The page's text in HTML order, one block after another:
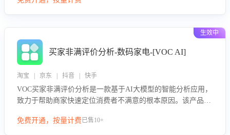
绪、归因争议根源，并客观评估客服应对合理性与成效。系统
生效中
买家非满评价分析-数码家电-[VOC AI]
淘宝 | 京东 | 抖音 | 快手
VOC买家非满评价分析是一款基于AI大模型的智能分析应用，
致力于帮助商家快速定位消费者不满意的根本原因。该产品可
或其它部门原因，明确责任归属，提供可落地的改进建议与策
免费开通，按量计费已售10+